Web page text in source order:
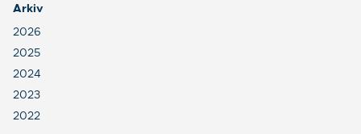
Arkiv
2026
2025
2024
2023
2022